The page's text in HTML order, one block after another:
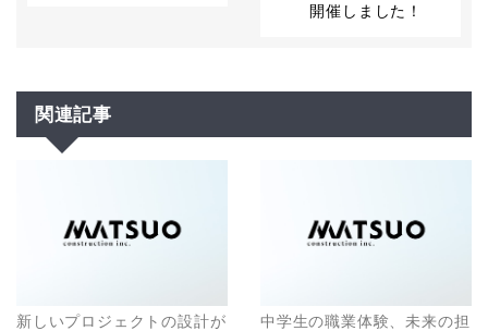
開催しました！
関連記事
新しいプロジェクトの設計が
中学生の職業体験、未来の担